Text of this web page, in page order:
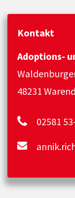
Kontakt
Adoptions-
48231
02581